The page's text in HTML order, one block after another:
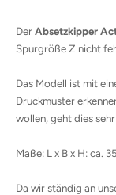
DerAbsetzkipper
Spurgröße Z nicht
Das Modell ist mit
Druckmuster
wollen, geht dies
Maße: L x B x H: ca.
Da wir ständig an